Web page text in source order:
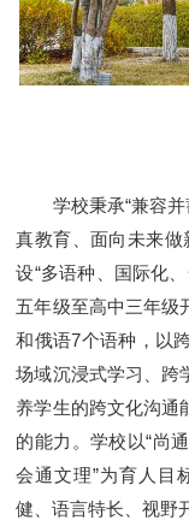
学校秉承“兼容
真教育、面向未来做
设“多语种、国际化
五年级至高中三年级
和俄语7个语种，以
场域沉浸式学习、跨
养学生的跨文化沟通
的能力。学校以“尚
会通文理”为育人目
健、语言特长、视野